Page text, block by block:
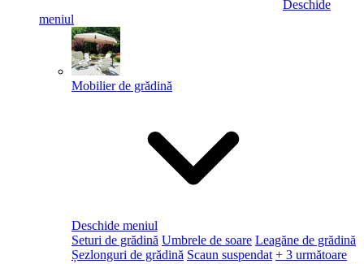
Deschide
meniul
Mobilier de grădină
Deschide meniul
Seturi de grădină Umbrele de soare Leagăne de grădină
Șezlonguri de grădină Scaun suspendat + 3 următoare